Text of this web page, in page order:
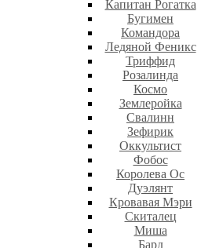
Капитан Рогатка
Бугимен
Командора
Ледяной Феникс
Триффид
Розалинда
Космо
Землеройка
Свалинн
Зефирик
Оккультист
Фобос
Королева Ос
Дуэлянт
Кровавая Мэри
Скиталец
Миша
Бард